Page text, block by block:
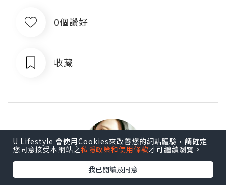
0個讚好
收藏
U Lifestyle 會使用Cookies來改善您的網站體驗，請確定
您同意接受本網站之私隱政策和使用條款才可繼續瀏覽。
我已閱讀及同意